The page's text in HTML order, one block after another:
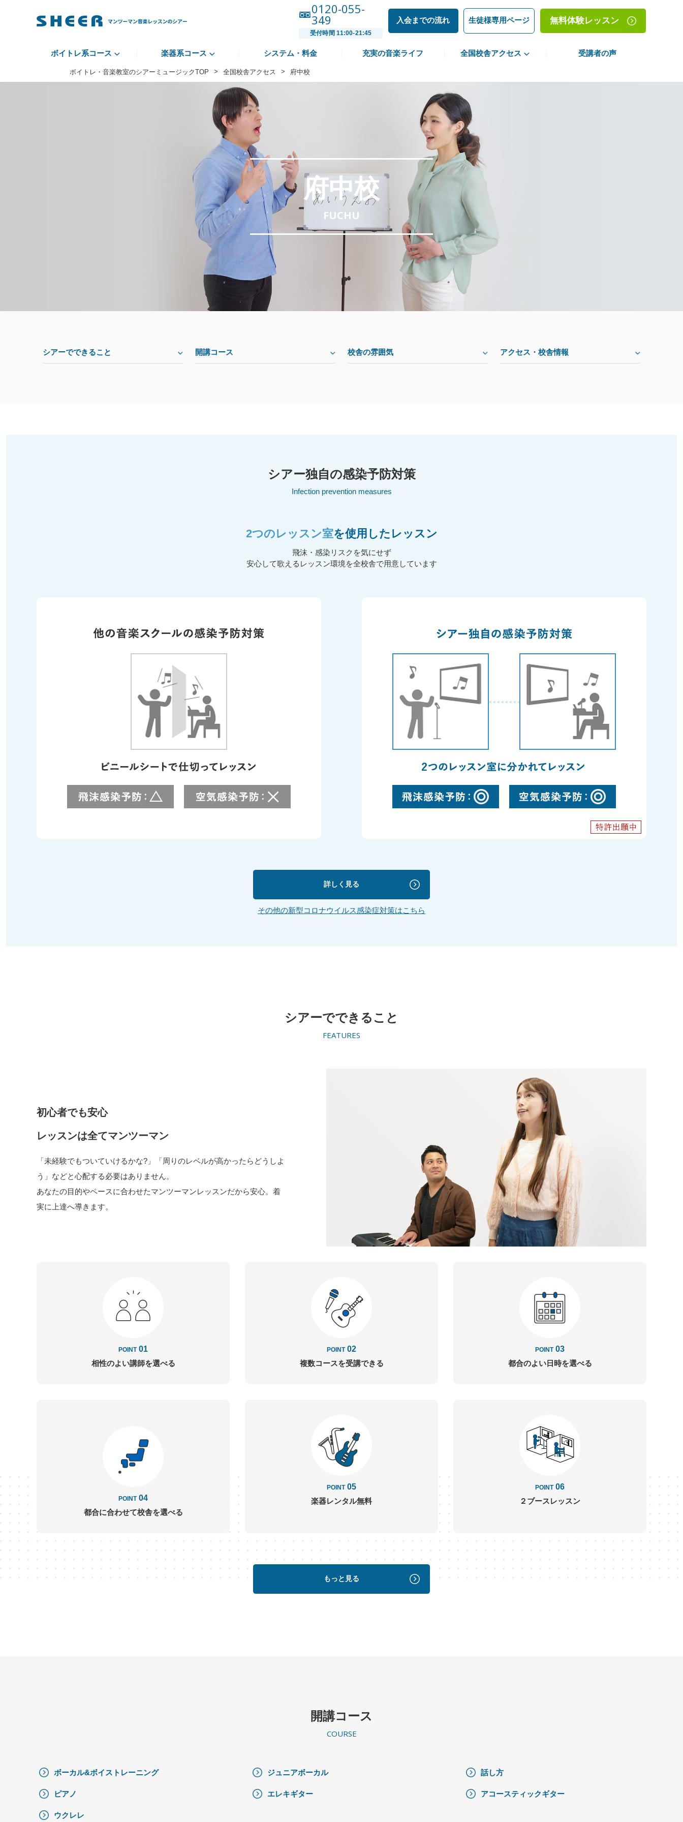
0120-055-
349
受付時間 11:00-21:45
入会までの流れ 生徒様専用ページ 無料体験レッスン
ボイトレ系コース 楽器系コース システム・料金 充実の音楽ライフ 全国校舎アクセス 受講者の声
ボイトレ・音楽教室のシアーミュージックTOP > 全国校舎アクセス > 府中校
府中校
FUCHU
シアーでできること 開講コース 校舎の雰囲気 アクセス・校舎情報
シアー独自の感染予防対策
Infection prevention measures
2つのレッスン室を使用したレッスン
飛沫・感染リスクを気にせず
安心して歌えるレッスン環境を全校舎で用意しています
詳しく見る
その他の新型コロナウイルス感染症対策はこちら
シアーでできること
FEATURES
初心者でも安心
レッスンは全てマンツーマン
「未経験でもついていけるかな?」「周りのレベルが高かったらどうしよ
う」などと心配する必要はありません。
あなたの目的やペースに合わせたマンツーマンレッスンだから安心。着
実に上達へ導きます。
POINT01
相性のよい講師を選べる
POINT02
複数コースを受講できる
POINT03
都合のよい日時を選べる
POINT04
都合に合わせて校舎を選べる
POINT05
楽器レンタル無料
POINT06
２ブースレッスン
もっと見る
開講コース
COURSE
ボーカル&ボイストレーニング ジュニアボーカル 話し方
ピアノ エレキギター アコースティックギター
ウクレレ